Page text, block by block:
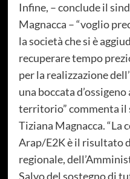
Infine, – conclude il
Magnacca – “voglio
la società che si è
recuperare tempo
per la realizzazione
una boccata
territorio” commenta il
Tiziana Magnacca. “La
Arap/E2K è il risultato
regionale,
Salvo del sostegno di